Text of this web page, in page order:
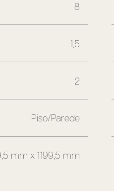
8
1,5
2
Piso/Parede
mm x 1199,5 mm